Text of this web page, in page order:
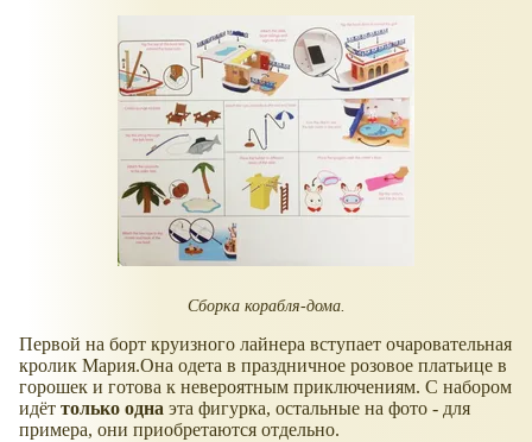
Сборка корабля-дома.
Первой на борт круизного лайнера вступает очаровательная
кролик Мария.Она одета в праздничное розовое платьице в
горошек и готова к невероятным приключениям. С набором
идёт только одна эта фигурка, остальные на фото - для
примера, они приобретаются отдельно.